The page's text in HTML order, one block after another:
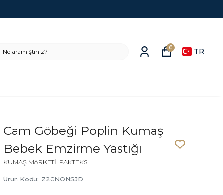
0 TR
Cam Göbeği Poplin Kumaş
Bebek Emzirme Yastığı
KUMAŞ MARKETİ, PAKTEKS
Ürün Kodu: Z2CNONSJD